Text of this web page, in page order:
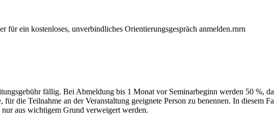
für ein kostenloses, unverbindliches Orientierungsgespräch anmelden.rnrn
fällig. Bei Abmeldung bis 1 Monat vor Seminarbeginn werden 50 %,
die Teilnahme an der Veranstaltung geeignete Person zu benennen. In diesem
aus wichtigem Grund verweigert werden.